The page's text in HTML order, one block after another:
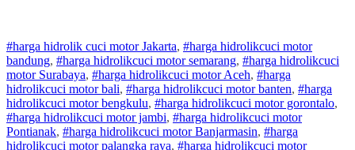
#harga hidrolik cuci motor Jakarta, #harga hidrolikcuci motor
bandung, #harga hidrolikcuci motorsemarang, #harga hidrolikcuci
motorSurabaya, #harga hidrolikcuci motorAceh, #harga
hidrolikcuci motorbali, #harga hidrolikcuci motorbanten, #harga
hidrolikcuci motorbengkulu, #harga hidrolikcuci motorgorontalo,
#harga hidrolikcuci motorjambi, #harga hidrolikcuci motor
Pontianak, #harga hidrolikcuci motorBanjarmasin, #harga
hidrolikcuci motorpalangka raya, #harga hidrolikcuci motor